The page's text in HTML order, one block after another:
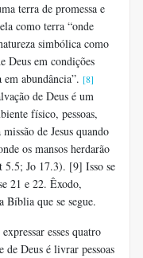
terra de promessa e
como terra “onde
simbólica como
Deus em condições
abundância”. [8]
de Deus é um
físico, pessoas,
de Jesus quando
os mansos herdarão
5.5; Jo 17.3). [9] Isso se
21 e 22. Êxodo,
Bíblia que se segue.
esses quatro
Deus é livrar pessoas